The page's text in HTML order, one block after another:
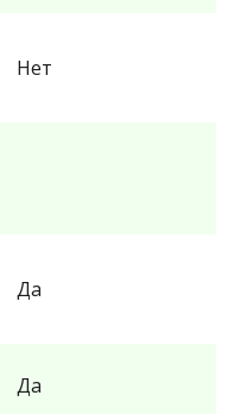
Нет
Да
Да